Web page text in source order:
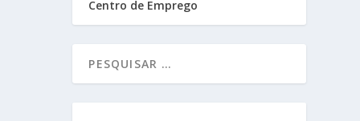
Centro de Emprego